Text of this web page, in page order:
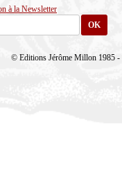
à la Newsletter
OK
© Editions Jérôme Millon 1985 -